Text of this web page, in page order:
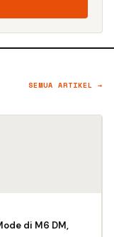
SEMUA ARTIKEL →
di M6 DM,